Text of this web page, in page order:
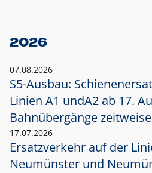
2026
07.08.2026
S5-Ausbau:
Linien A1 undA2 ab 17.
Bahnübergänge
17.07.2026
Ersatzverkehr auf der
Neumünster und